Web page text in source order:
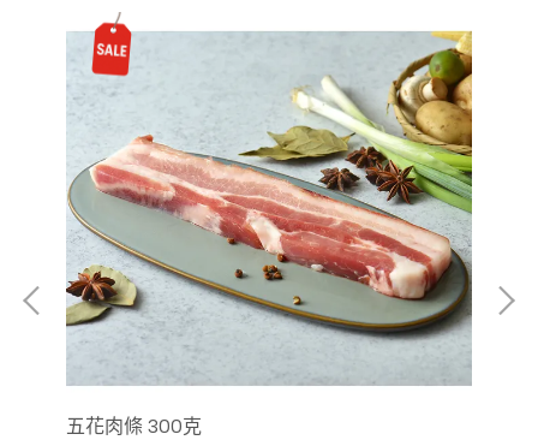
五花肉條 300克